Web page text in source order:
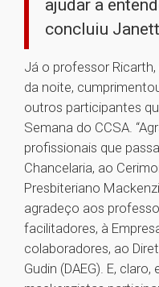
ajudar a
concluiu
Já o professor
da noite,
outros participantes
Semana do CCSA.
profissionais que
Chancelaria, ao
Presbiteriano
agradeço aos
facilitadores, à
colaboradores, ao
Gudin (DAEG). E,